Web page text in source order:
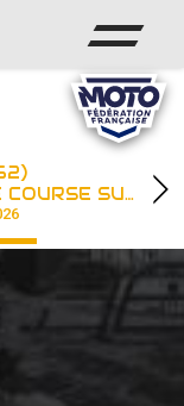
SUR SABLE